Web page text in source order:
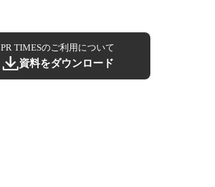
PR TIMESのご利用について
資料をダウンロード